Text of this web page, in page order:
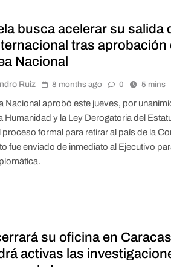
busca acelerar su salida
tras aprobación
Nacional
Ruiz 8 months ago 0 5 mins
Nacional aprobó este jueves, por
Humanidad y la Ley Derogatoria del
proceso formal para retirar al país de la
fue enviado de inmediato al Ejecutivo
su oficina en
activas las